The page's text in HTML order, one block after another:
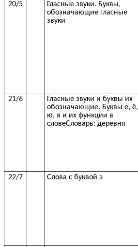
20/5
Гласные звуки. Буквы,
обозначающие гласные
звуки
21/6
Гласные звуки и буквы их
обозначающие. Буквы е, ё,
ю, я и их функции в
словеСловарь: деревня
22/7
Слова с буквой э